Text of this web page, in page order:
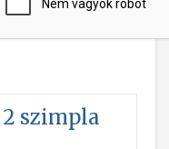
szimpla